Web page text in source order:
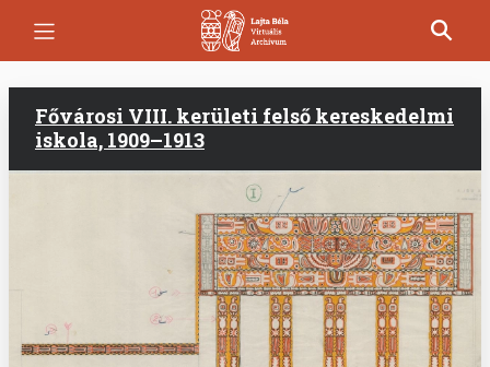
Fővárosi VIII. kerületi felső kereskedelmi
iskola, 1909–1913